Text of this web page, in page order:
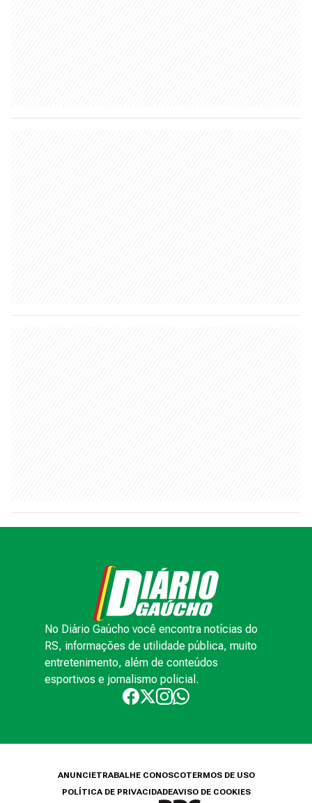
No Diário Gaúcho você encontra notícias do
RS, informações de utilidade pública, muito
entretenimento, além de conteúdos
esportivos e jornalismo policial.
ANUNCIETRABALHE CONOSCOTERMOS DE USO
POLÍTICA DE PRIVACIDADEAVISO DE COOKIES